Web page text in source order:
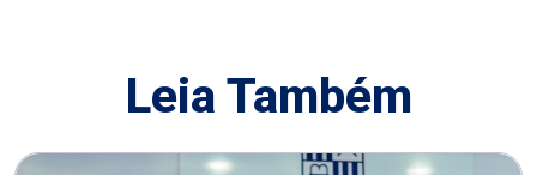
Leia Também